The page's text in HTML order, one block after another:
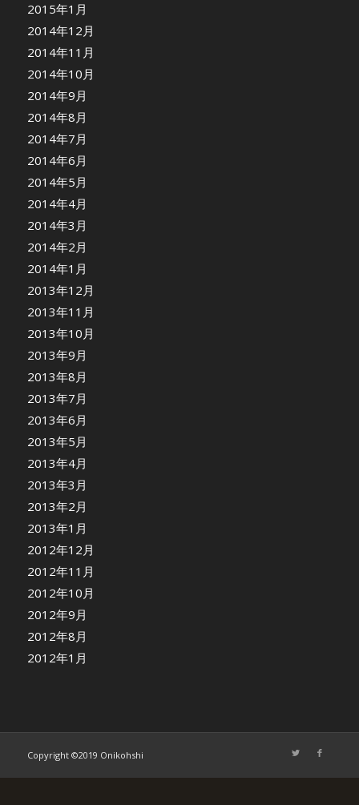
2015年1月
2014年12月
2014年11月
2014年10月
2014年9月
2014年8月
2014年7月
2014年6月
2014年5月
2014年4月
2014年3月
2014年2月
2014年1月
2013年12月
2013年11月
2013年10月
2013年9月
2013年8月
2013年7月
2013年6月
2013年5月
2013年4月
2013年3月
2013年2月
2013年1月
2012年12月
2012年11月
2012年10月
2012年9月
2012年8月
2012年1月
Copyright ©2019 Onikohshi